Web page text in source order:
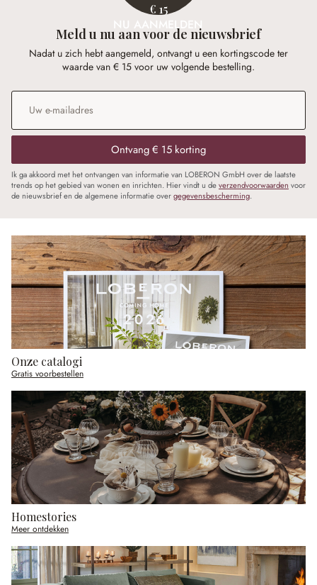
€ 15
NU AANMELDEN
Meld u nu aan voor de nieuwsbrief
Nadat u zich hebt aangemeld, ontvangt u een kortingscode ter
waarde van € 15 voor uw volgende bestelling.
E-mailadres
Ontvang € 15 korting
Ik ga akkoord met het ontvangen van informatie van LOBERON GmbH over de laatste
trends op het gebied van wonen en inrichten. Hier vindt u deverzendvoorwaarden voor
de nieuwsbrief en de algemene informatie overgegevensbescherming.
Onze catalogi
Gratis voorbestellen
Homestories
Meer ontdekken